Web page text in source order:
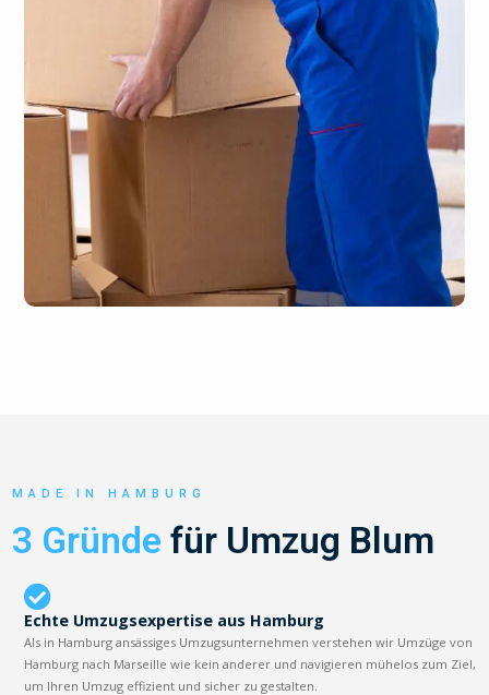
MADE IN HAMBURG
3 Gründe für Umzug Blum
Echte Umzugsexpertise aus Hamburg
Als in Hamburg ansässiges Umzugsunternehmen verstehen wir Umzüge von
Hamburg nach Marseille wie kein anderer und navigieren mühelos zum Ziel,
um Ihren Umzug effizient und sicher zu gestalten.